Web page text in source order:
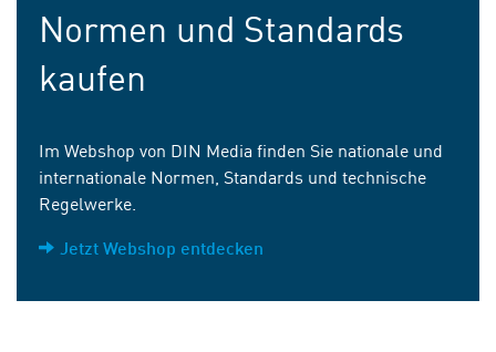
Normen und Standards
kaufen
Im Webshop von DIN Media finden Sie nationale und
internationale Normen, Standards und technische
Regelwerke.
Jetzt Webshop entdecken